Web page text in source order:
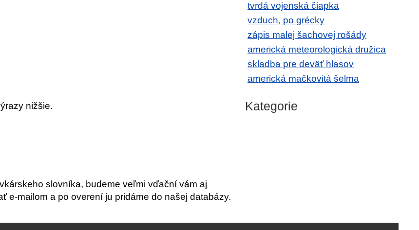
nižšie.
slovníka, budeme veľmi vďační vám aj
e-mailom a po overení ju pridáme do našej databázy.
tvrdá vojenská čiapka
vzduch, po grécky
zápis malej šachovej rošády
americká meteorologická družica
skladba pre deväť hlasov
americká mačkovitá šelma
Kategorie